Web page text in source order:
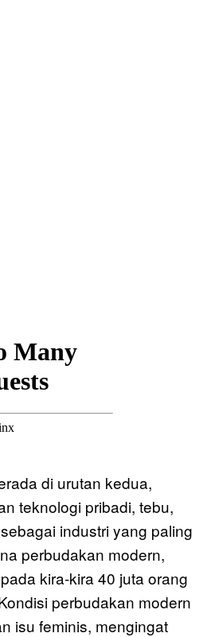
di urutan kedua,
teknologi pribadi, tebu,
industri yang paling
perbudakan modern,
kira-kira 40 juta orang
perbudakan modern
isu feminis, mengingat